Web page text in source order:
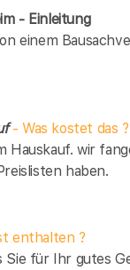
- Einleitung
einem
- Was kostet das ?
Hauskauf. wir
haben.
enthalten ?
Sie für Ihr gutes